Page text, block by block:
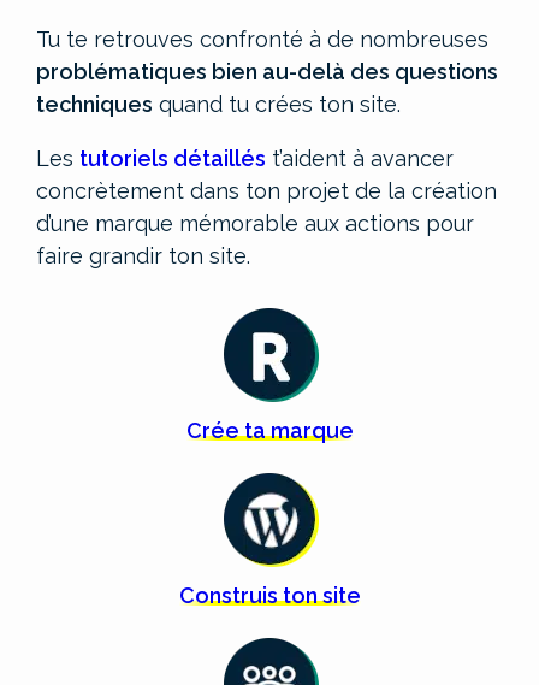
Tu te retrouves confronté à de nombreuses
problématiques bien au-delà des questions
techniques quand tu crées ton site.
Les tutoriels détaillés t’aident à avancer
concrètement dans ton projet de la création
d’une marque mémorable aux actions pour
faire grandir ton site.
Créetamarque
Construis tonsite